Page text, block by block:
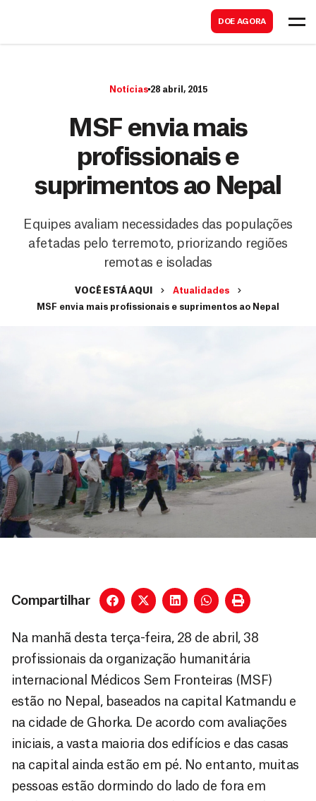
DOE AGORA
r
Notícias 28 abril, 2015
MSF envia mais
profissionais e
suprimentos ao Nepal
Equipes avaliam necessidades das populações
afetadas pelo terremoto, priorizando regiões
remotas e isoladas
VOCÊ ESTÁ AQUI
Atualidades
MSF envia mais profissionais e suprimentos ao Nepal
Compartilhar
Na manhã desta terça-feira, 28 de abril, 38
profissionais da organização humanitária
internacional Médicos Sem Fronteiras (MSF)
estão no Nepal, baseados na capital Katmandu e
na cidade de Ghorka. De acordo com avaliações
iniciais, a vasta maioria dos edifícios e das casas
na capital ainda estão em pé. No entanto, muitas
pessoas estão dormindo do lado de fora em
a